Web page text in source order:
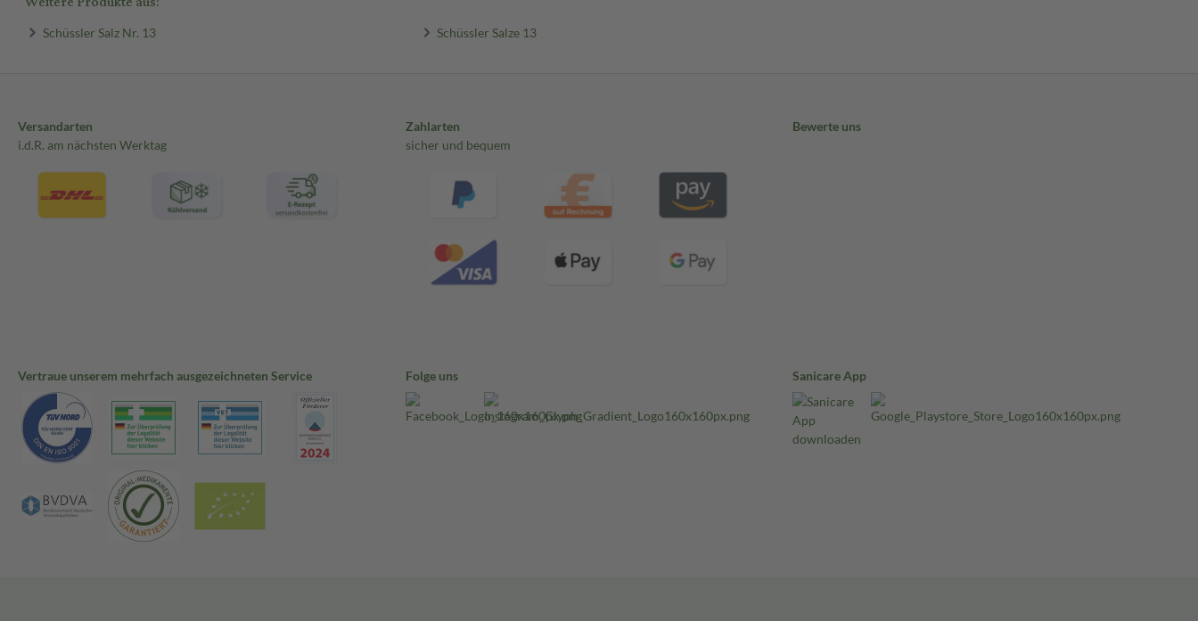
Schüssler Salz Nr. 13 Schüssler Salze 13
Versandarten
i.d.R. am nächsten Werktag
Zahlarten
sicher und bequem
Bewerte uns
Vertraue unserem mehrfach ausgezeichneten Service Folge uns Sanicare App